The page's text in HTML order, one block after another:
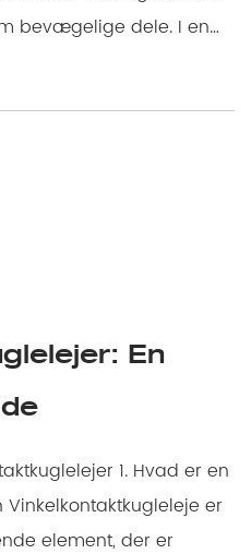
bevægelige dele. I en
En
1. Hvad er en
element, der er